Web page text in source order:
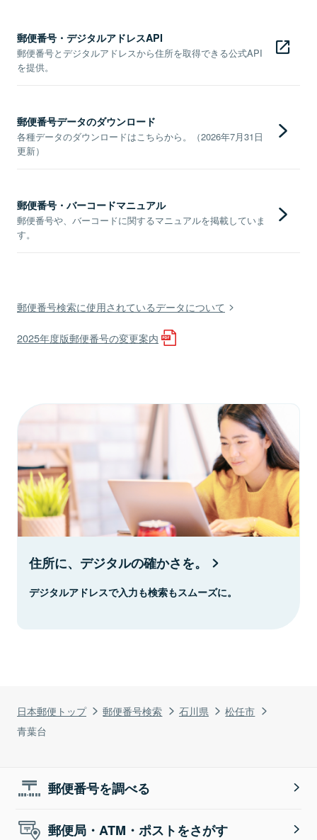
日本郵便トップ 郵便番号検索 石川県
松任市
青葉台
郵便番号・デジタルアドレスAPI
郵便番号とデジタルアドレスから住所を取得できる公式API
を提供。
郵便番号データのダウンロード
各種データのダウンロードはこちらから。（2026年7月31日
更新）
郵便番号・バーコードマニュアル
郵便番号や、バーコードに関するマニュアルを掲載していま
す。
郵便番号検索に使用されているデータについて
2025年度版郵便番号の変更案内
住所に、デジタルの確かさを。
デジタルアドレスで入力も検索もスムーズに。
郵便番号を調べる
郵便局・ATM・ポストをさがす